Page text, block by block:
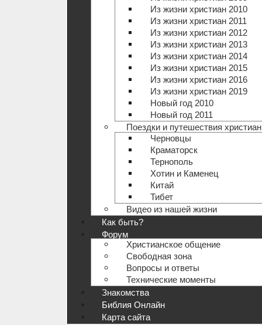
Из жизни христиан 2010
Из жизни христиан 2011
Из жизни христиан 2012
Из жизни христиан 2013
Из жизни христиан 2014
Из жизни христиан 2015
Из жизни христиан 2016
Из жизни христиан 2019
Новый год 2010
Новый год 2011
Поездки и путешествия христиан
Черновцы
Краматорск
Тернополь
Хотин и Каменец
Китай
Тибет
Видео из нашей жизни
Как быть?
Форум
Христианское общение
Свободная зона
Вопросы и ответы
Технические моменты
Знакомства
Библия Онлайн
Карта сайта